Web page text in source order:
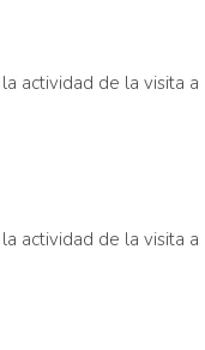
actividad de la visita
actividad de la visita